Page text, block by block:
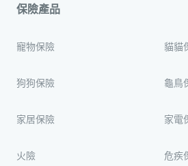
保險產品
寵物保險 貓貓
狗狗保險 龜鳥
家居保險 家電
火險 危疾